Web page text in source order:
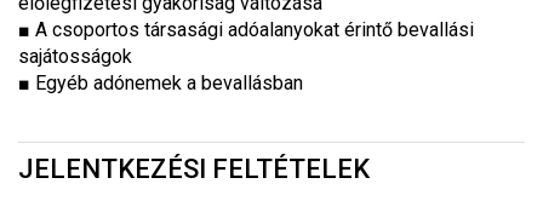
■ A csoportos társasági adóalanyokat érintő bevallási
sajátosságok
■ Egyéb adónemek a bevallásban
JELENTKEZÉSI FELTÉTELEK